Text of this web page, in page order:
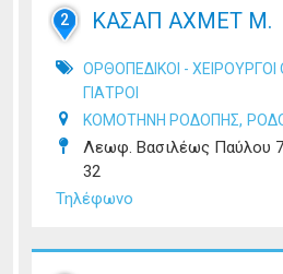
2 ΚΑΣΑΠ ΑΧΜΕΤ Μ.
ΟΡΘΟΠΕΔΙΚΟΙ - ΧΕΙΡΟΥΡΓΟΙ
ΓΙΑΤΡΟΙ
ΚΟΜΟΤΗΝΗ ΡΟΔΟΠΗΣ,
Λεωφ. Βασιλέως Παύλου
32
Τηλέφωνο